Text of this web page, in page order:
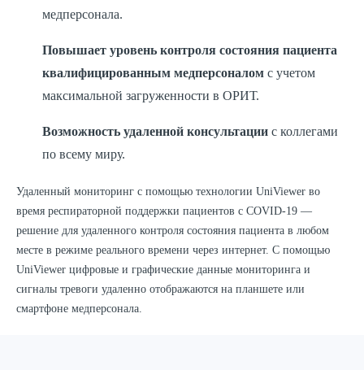
медперсонала.
Повышает уровень контроля состояния пациента
квалифицированным медперсоналом с учетом
максимальной загруженности в ОРИТ.
Возможность удаленной консультации с коллегами
по всему миру.
Удаленный мониторинг c помощью технологии UniViewer во
время респираторной поддержки пациентов с COVID-19 —
решение для удаленного контроля состояния пациента в любом
месте в режиме реального времени через интернет. С помощью
UniViewer цифровые и графические данные мониторинга и
сигналы тревоги удаленно отображаются на планшете или
смартфоне медперсонала.